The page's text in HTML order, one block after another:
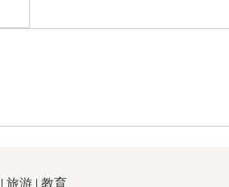
| 旅游 | 教育